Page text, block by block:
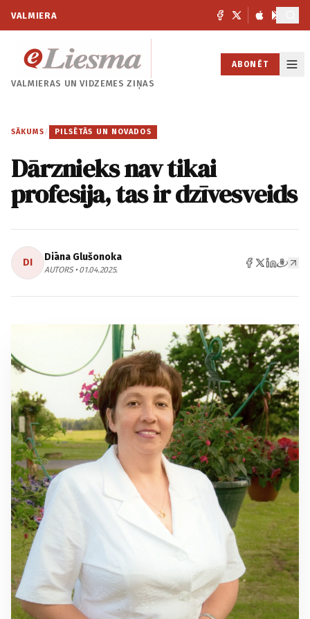
VALMIERA
VALMIERAS UNVIDZEMES ZIŅAS
ABONĒT
SĀKUMS / PILSĒTĀS UN NOVADOS
Dārznieks nav tikai
profesija, tas ir dzīvesveids
DI Diāna Glušonoka
AUTORS • 01.04.2025.